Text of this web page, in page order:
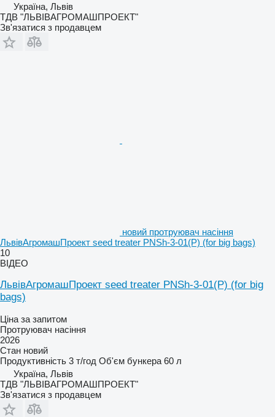
Україна, Львів
ТДВ "ЛЬВІВАГРОМАШПРОЕКТ"
Зв'язатися з продавцем
новий протруювач насіння
ЛьвівАгромашПроект seed treater PNSh-3-01(P) (for big bags)
10
ВІДЕО
ЛьвівАгромашПроект seed treater PNSh-3-01(P) (for big
bags)
Ціна за запитом
Протруювач насіння
2026
Стан новий
Продуктивність 3 т/год Об'єм бункера 60 л
Україна, Львів
ТДВ "ЛЬВІВАГРОМАШПРОЕКТ"
Зв'язатися з продавцем